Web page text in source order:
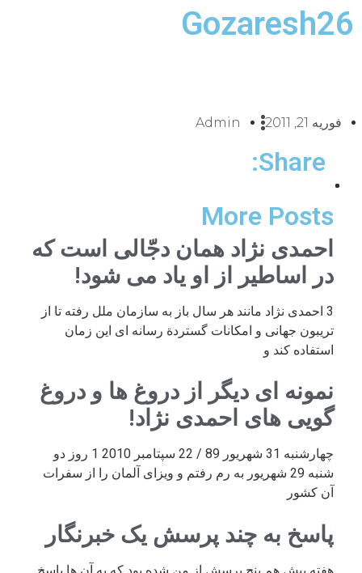
Gozaresh26
فوریه 21, 2011 Admin
Share:
More Posts
احمدی نژاد همان دجّالی است که
در اساطیر از او یاد می شود!
3 احمدی نژاد مانند هر سال باز به سازمان ملل رفته تا از
تریبون جهانی و امکانات گستردة رسانه ای این زمان
استفاده کند و
نمونه ای دیگر از دروغ ها و دروغ
گویی های احمدی نژاد!
چهارشنبه 31 شهریور 89 / 22 سپتامبر 2010 1 روز دو
شنبه 29 شهریور به رم رفتم و ویزای آلمان را از سفرات
آن کشور
پاسخ به چند پرسش یک خبرنگار